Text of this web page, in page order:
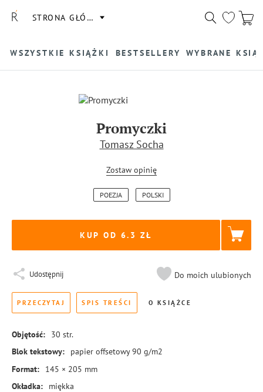
STRONA GŁÓWNA
WSZYSTKIE KSIĄŻKI BESTSELLERY WYBRANE
Promyczki
Tomasz Socha
Zostaw opinię
POEZJA POLSKI
KUP OD 6.3
Udostępnij Do moich ulubionych
PRZECZYTAJ SPIS TREŚCI O KSIĄŻCE
Objętość: 30 str.
Blok tekstowy:
papier offsetowy 90 g/m2
Format:
145 × 205 mm
Okładka:
miękka